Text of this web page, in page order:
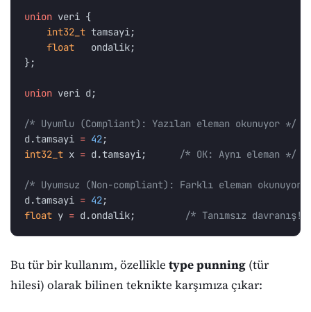
union veri {
int32_t tamsayi;
float
ondalik;
};
union veri d;
/* Uyumlu (Compliant): Yazılan eleman okunuyor */
d.tamsayi = 42;
int32_t x = d.tamsayi; /* OK: Aynı eleman */
/* Uyumsuz (Non-compliant): Farklı eleman okunuyor
d.tamsayi = 42;
float y = d.ondalik; /* Tanımsız davranış!
Bu tür bir kullanım, özellikle type punning (tür
hilesi) olarak bilinen teknikte karşımıza çıkar: